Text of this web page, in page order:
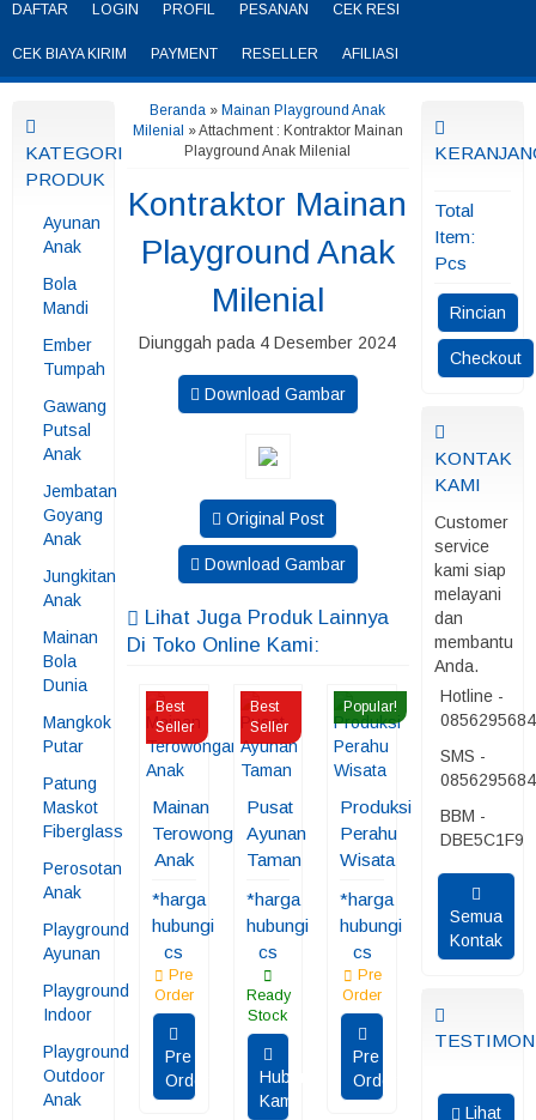
DAFTAR LOGIN PROFIL PESANAN CEK RESI
CEK BIAYA KIRIM PAYMENT RESELLER AFILIASI
KATEGORI
PRODUK
Ayunan
Anak
Bola
Mandi
Ember
Tumpah
Gawang
Putsal
Anak
Jembatan
Goyang
Anak
Jungkitan
Anak
Mainan
Bola
Dunia
Mangkok
Putar
Patung
Maskot
Fiberglass
Perosotan
Anak
Playground
Ayunan
Playground
Indoor
Playground
Outdoor
Anak
Beranda » Mainan Playground Anak
Milenial » Attachment : Kontraktor Mainan
Playground Anak Milenial
Kontraktor Mainan
Playground Anak
Milenial
Diunggah pada 4 Desember 2024
Download Gambar
Original Post
Download Gambar
Lihat Juga Produk Lainnya
Di Toko Online Kami:
Best
Seller
Mainan
Terowongan
Anak
*harga
hubungi
cs
Pre
Order
Pre
Order
Best
Seller
Pusat
Ayunan
Taman
*harga
hubungi
cs
Ready
Stock
Hubungi
Kami
Popular!
Produksi
Perahu
Wisata
*harga
hubungi
cs
Pre
Order
Pre
Order
Total
Item:
Pcs
Rincian
Checkout
KONTAK
KAMI
Customer
service
kami siap
melayani
dan
membantu
Anda.
Hotline -
SMS -
BBM -
DBE5C1F9
Semua
Kontak
Lihat